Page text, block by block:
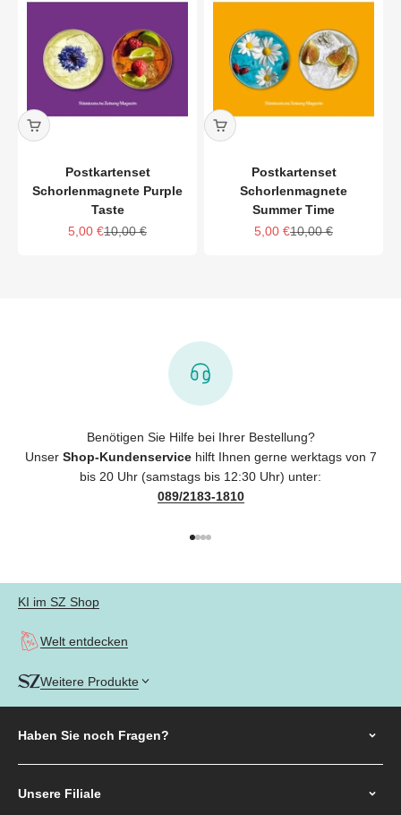
Postkartenset
Schorlenmagnete Purple
Taste
Angebot
5,00 €Regulärer Preis
10,00 €
Postkartenset
Schorlenmagnete
Summer Time
Angebot
5,00 €Regulärer Preis
10,00 €
Benötigen Sie Hilfe bei Ihrer Bestellung?
Unser Shop-Kundenservicehilft Ihnen gerne werktags von 7
bis 20 Uhr (samstags bis 12:30 Uhr) unter:
089/2183-1810
KI im SZ Shop
Welt entdecken
Weitere Produkte
Haben Sie noch Fragen?
Unsere Filiale